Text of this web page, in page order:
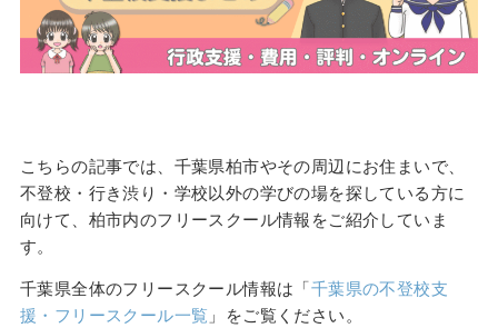
こちらの記事では、千葉県柏市やその周辺にお住まいで、
不登校・行き渋り・学校以外の学びの場を探している方に
向けて、柏市内のフリースクール情報をご紹介していま
す。
千葉県全体のフリースクール情報は「千葉県の不登校支
援・フリースクール一覧 」をご覧ください。